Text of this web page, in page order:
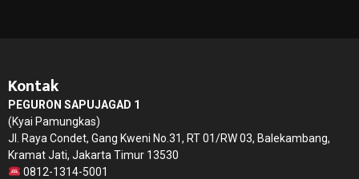
Kontak
PEGURON SAPUJAGAD 1
(Kyai Pamungkas)
Jl. Raya Condet, Gang Kweni No.31, RT 01/RW 03, Balekambang,
Kramat Jati, Jakarta Timur 13530
0812-1314-5001